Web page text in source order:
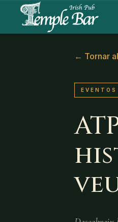
← Tornar